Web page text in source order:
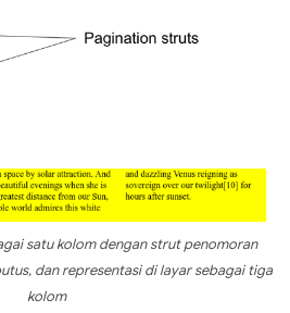
satu kolom dengan strut penomoran
dan representasi di layar sebagai tiga
kolom